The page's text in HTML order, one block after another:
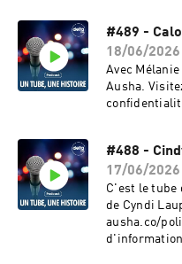
#489 -
18/06/2026
Avec
Ausha.
#488 -
17/06/2026
C'est le tube
de Cyndi
ausha.co/